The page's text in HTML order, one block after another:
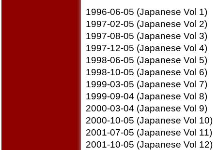
1996-06-05 (Japanese Vol 1)
1997-02-05 (Japanese Vol 2)
1997-08-05 (Japanese Vol 3)
1997-12-05 (Japanese Vol 4)
1998-06-05 (Japanese Vol 5)
1998-10-05 (Japanese Vol 6)
1999-03-05 (Japanese Vol 7)
1999-09-04 (Japanese Vol 8)
2000-03-04 (Japanese Vol 9)
2000-10-05 (Japanese Vol 10)
2001-07-05 (Japanese Vol 11)
2001-10-05 (Japanese Vol 12)